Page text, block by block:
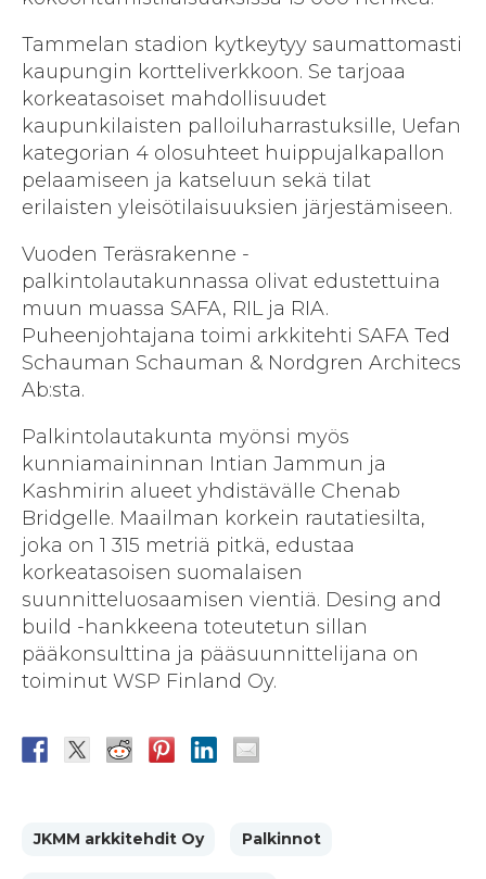
Tammelan stadion kytkeytyy saumattomasti
kaupungin kortteliverkkoon. Se tarjoaa
korkeatasoiset mahdollisuudet
kaupunkilaisten palloiluharrastuksille, Uefan
kategorian 4 olosuhteet huippujalkapallon
pelaamiseen ja katseluun sekä tilat
erilaisten yleisötilaisuuksien järjestämiseen.
Vuoden Teräsrakenne -
palkintolautakunnassa olivat edustettuina
muun muassa SAFA, RIL ja RIA.
Puheenjohtajana toimi arkkitehti SAFA Ted
Schauman Schauman & Nordgren Architecs
Ab:sta.
Palkintolautakunta myönsi myös
kunniamaininnan Intian Jammun ja
Kashmirin alueet yhdistävälle Chenab
Bridgelle. Maailman korkein rautatiesilta,
joka on 1 315 metriä pitkä, edustaa
korkeatasoisen suomalaisen
suunnitteluosaamisen vientiä. Desing and
build -hankkeena toteutetun sillan
pääkonsulttina ja pääsuunnittelijana on
toiminut WSP Finland Oy.
JKMM arkkitehdit Oy Palkinnot